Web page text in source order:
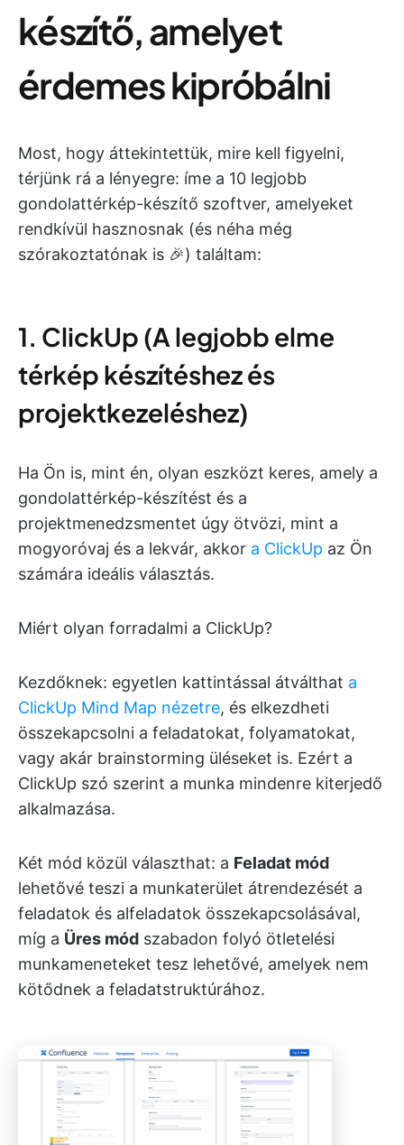
készítő, amelyet
érdemes kipróbálni
Most, hogy áttekintettük, mire kell figyelni,
térjünk rá a lényegre: íme a 10 legjobb
gondolattérkép-készítő szoftver, amelyeket
rendkívül hasznosnak (és néha még
szórakoztatónak is 🎉) találtam:
1. ClickUp (A legjobb elme
térkép készítéshez és
projektkezeléshez)
Ha Ön is, mint én, olyan eszközt keres, amely a
gondolattérkép-készítést és a
projektmenedzsmentet úgy ötvözi, mint a
mogyoróvaj és a lekvár, akkor a ClickUp az Ön
számára ideális választás.
Miért olyan forradalmi a ClickUp?
Kezdőknek: egyetlen kattintással átválthat a
ClickUp Mind Map nézetre, és elkezdheti
összekapcsolni a feladatokat, folyamatokat,
vagy akár brainstorming üléseket is. Ezért a
ClickUp szó szerint a munka mindenre kiterjedő
alkalmazása.
Két mód közül választhat: a Feladat mód
lehetővé teszi a munkaterület átrendezését a
feladatok és alfeladatok összekapcsolásával,
míg a Üres mód szabadon folyó ötletelési
munkameneteket tesz lehetővé, amelyek nem
kötődnek a feladatstruktúrához.